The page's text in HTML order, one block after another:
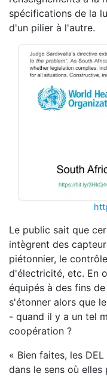
spécifications de la
d'un pilier à l'autre.
Le public sait que
intègrent des
piétonnier, le
d'électricité, etc. En
équipés à des fins
s'étonner alors que
- quand il y a un tel
coopération ?
« Bien faites, les
dans le sens où